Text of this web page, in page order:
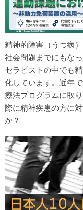
精神的障害（うつ病
社会問題までにもなっ
セラピストの中でも
化しています。近年
療法プログラムに取
際に精神疾患の方に
か？